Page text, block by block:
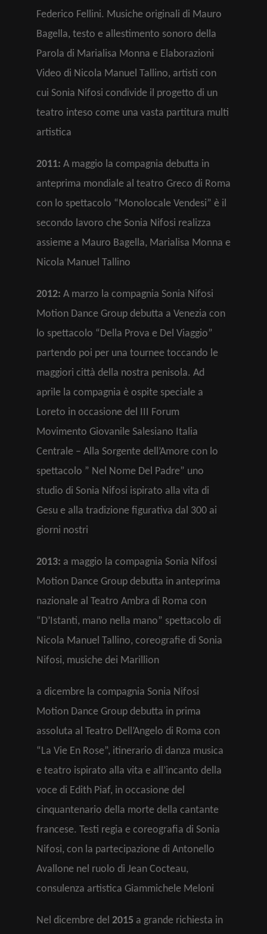
Federico Fellini. Musiche originali di Mauro
Bagella, testo e allestimento sonoro della
Parola di Marialisa Monna e Elaborazioni
Video di Nicola Manuel Tallino, artisti con
cui Sonia Nifosi condivide il progetto di un
teatro inteso come una vasta partitura multi
artistica
2011: A maggio la compagnia debutta in
anteprima mondiale al teatro Greco di Roma
con lo spettacolo “Monolocale Vendesi” è il
secondo lavoro che Sonia Nifosi realizza
assieme a Mauro Bagella, Marialisa Monna e
Nicola Manuel Tallino
2012: A marzo la compagnia Sonia Nifosi
Motion Dance Group debutta a Venezia con
lo spettacolo “Della Prova e Del Viaggio”
partendo poi per una tournee toccando le
maggiori città della nostra penisola. Ad
aprile la compagnia è ospite speciale a
Loreto in occasione del III Forum
Movimento Giovanile Salesiano Italia
Centrale – Alla Sorgente dell’Amore con lo
spettacolo ” Nel Nome Del Padre” uno
studio di Sonia Nifosi ispirato alla vita di
Gesu e alla tradizione figurativa dal 300 ai
giorni nostri
2013: a maggio la compagnia Sonia Nifosi
Motion Dance Group debutta in anteprima
nazionale al Teatro Ambra di Roma con
“D’Istanti, mano nella mano” spettacolo di
Nicola Manuel Tallino, coreografie di Sonia
Nifosi, musiche dei Marillion
a dicembre la compagnia Sonia Nifosi
Motion Dance Group debutta in prima
assoluta al Teatro Dell’Angelo di Roma con
“La Vie En Rose”, itinerario di danza musica
e teatro ispirato alla vita e all’incanto della
voce di Edith Piaf, in occasione del
cinquantenario della morte della cantante
francese. Testi regia e coreografia di Sonia
Nifosi, con la partecipazione di Antonello
Avallone nel ruolo di Jean Cocteau,
consulenza artistica Giammichele Meloni
Nel dicembre del 2015 a grande richiesta in